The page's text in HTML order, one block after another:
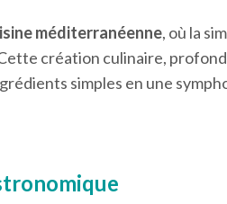
méditerranéenne, où la
création culinaire,
simples en une